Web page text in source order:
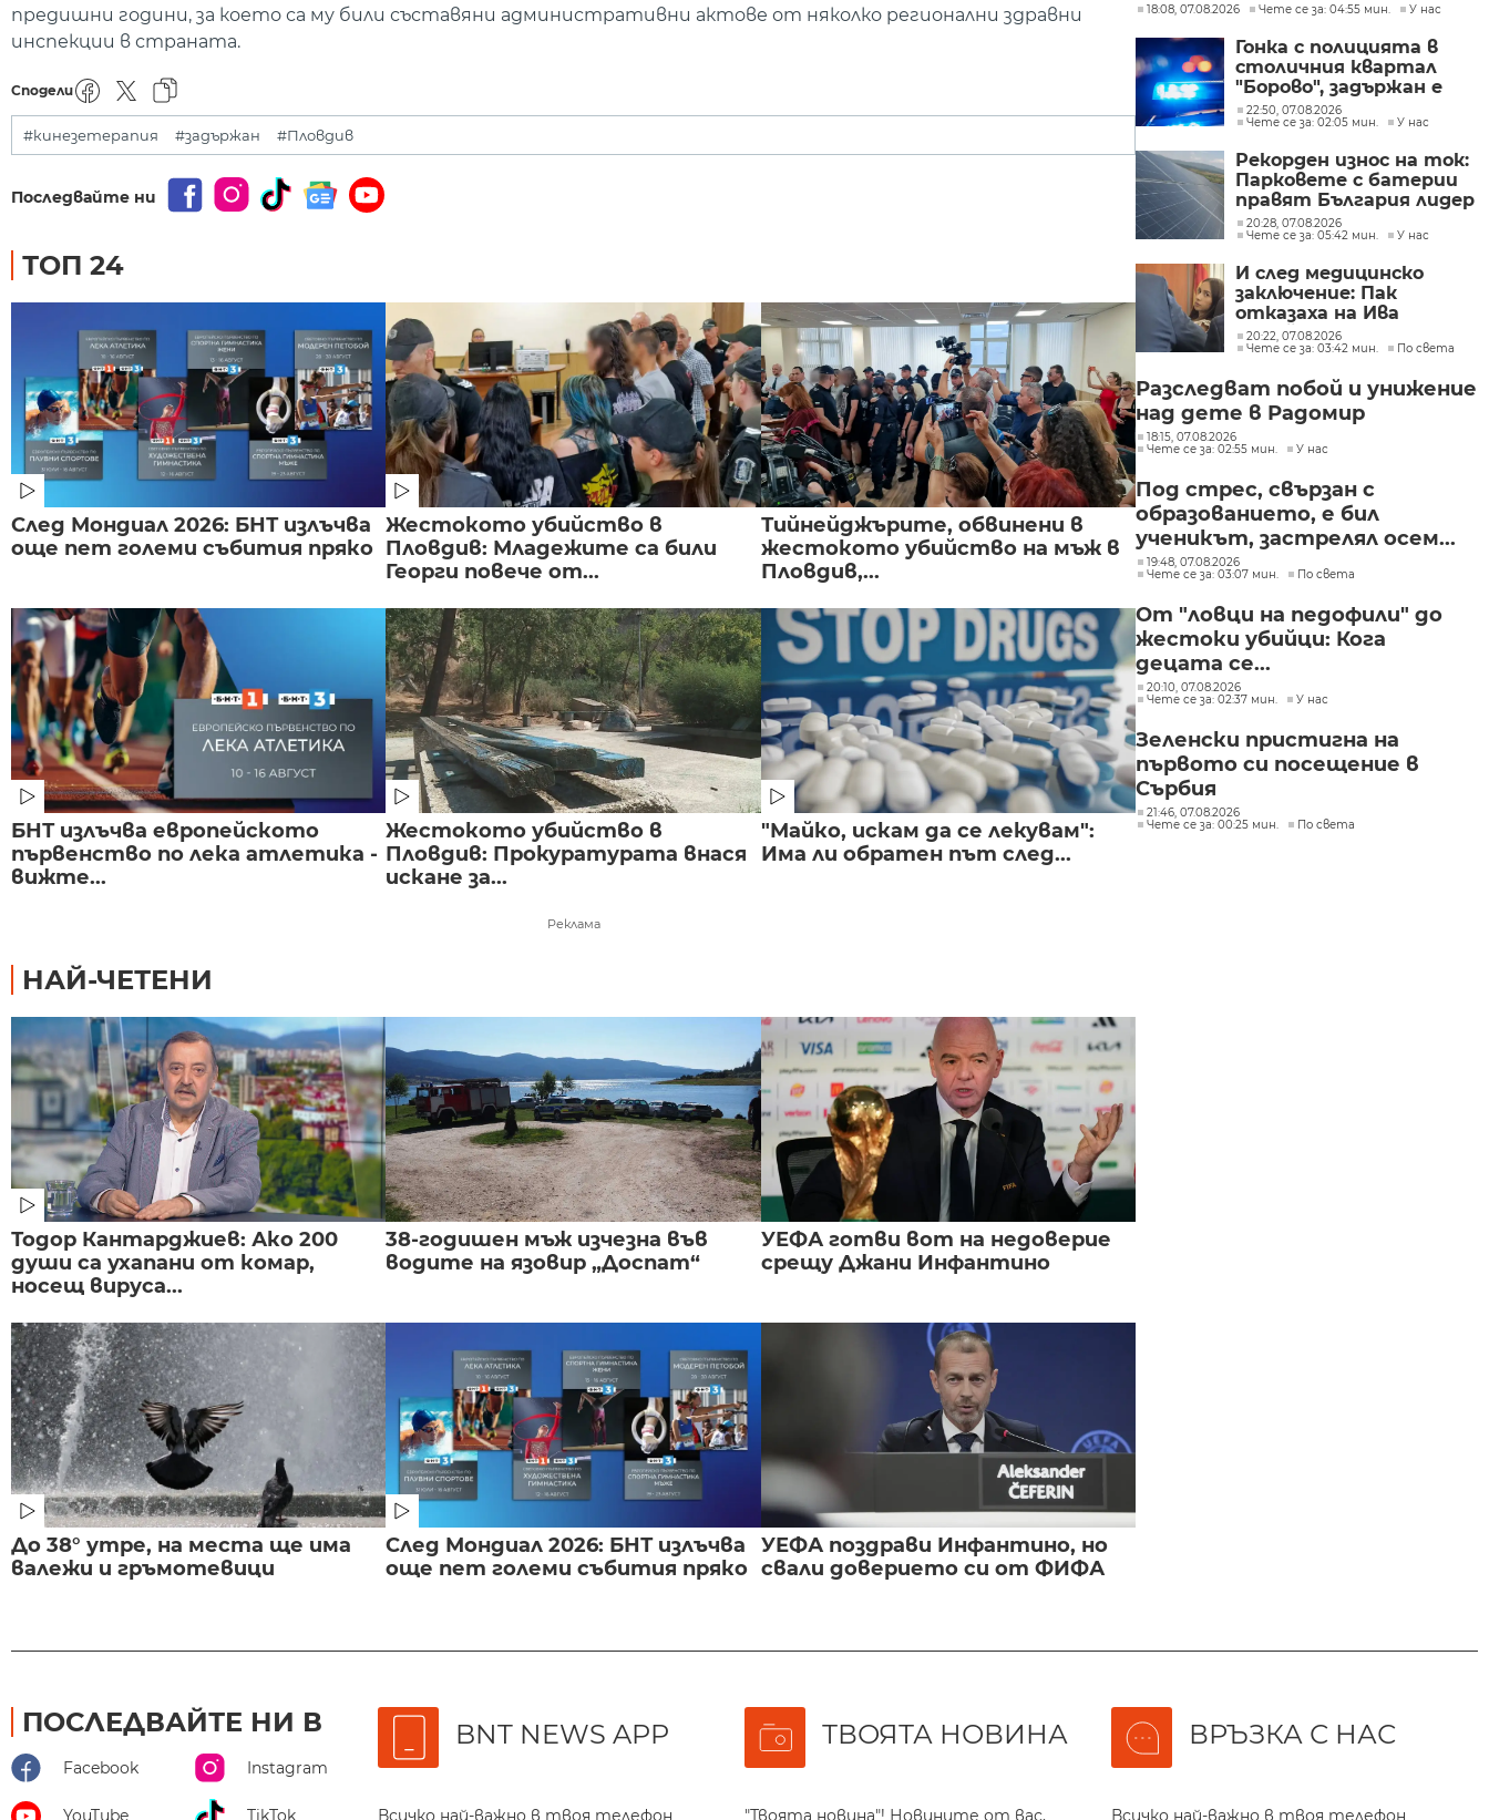
предишни години, за което са му били съставяни административни актове от няколко регионални здравни
инспекции в страната.
Сподели
#кинезетерапия #задържан #Пловдив
Последвайте ни
ТОП 24
След Мондиал 2026: БНТ излъчва
още пет големи събития пряко
Жестокото убийство в
Пловдив: Младежите са били
Георги повече от...
Тийнейджърите, обвинени в
жестокото убийство на мъж в
Пловдив,...
БНТ излъчва европейското
първенство по лека атлетика -
вижте...
Жестокото убийство в
Пловдив: Прокуратурата внася
искане за...
"Майко, искам да се лекувам":
Има ли обратен път след...
Реклама
НАЙ-ЧЕТЕНИ
Тодор Кантарджиев: Ако 200
души са ухапани от комар,
носещ вируса...
38-годишен мъж изчезна във
водите на язовир „Доспат“
УЕФА готви вот на недоверие
срещу Джани Инфантино
До 38° утре, на места ще има
валежи и гръмотевици
След Мондиал 2026: БНТ излъчва
още пет големи събития пряко
УЕФА поздрави Инфантино, но
свали доверието си от ФИФА
18:08, 07.08.2026 Чете се за: 04:55 мин. У нас
Гонка с полицията в
столичния квартал
"Борово", задържан е
мъж, у когото са
намерени 460 000 евро
22:50, 07.08.2026
Чете се за: 02:05 мин.
У нас
Рекорден износ на ток:
Парковете с батерии
правят България лидер
на пазара
20:28, 07.08.2026
Чете се за: 05:42 мин.
У нас
И след медицинско
заключение: Пак
отказаха на Ива
Михайлова да се лекува
в България
20:22, 07.08.2026
Чете се за: 03:42 мин.
По света
Разследват побой и унижение
над дете в Радомир
18:15, 07.08.2026
Чете се за: 02:55 мин.
У нас
Под стрес, свързан с
образованието, е бил
ученикът, застрелял осем...
19:48, 07.08.2026
Чете се за: 03:07 мин.
По света
От "ловци на педофили" до
жестоки убийци: Кога
децата се...
20:10, 07.08.2026
Чете се за: 02:37 мин.
У нас
Зеленски пристигна на
първото си посещение в
Сърбия
21:46, 07.08.2026
Чете се за: 00:25 мин.
По света
ПОСЛЕДВАЙТЕ НИ В
Facebook Instagram
YouTube TikTok
BNT NEWS APP
Всичко най-важно в твоя телефон
ТВОЯТА НОВИНА
"Твоята новина"! Новините от вас,
ВРЪЗКА С НАС
Всичко най-важно в твоя телефон